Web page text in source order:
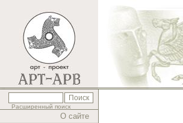
Расширенный поиск
О сайте